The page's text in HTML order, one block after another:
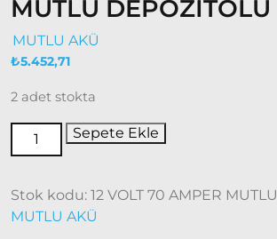
Ducato
Ducato
1997-
2001
Ducato
2006
Modeller
MUTLU DEPOZİTOLU
MUTLU AKÜ
₺5.452,71
2 adet stokta
Sepete Ekle
Stok kodu: 12 VOLT 70 AMPER MUTLU
MUTLU AKÜ